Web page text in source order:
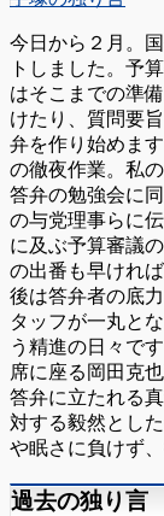
今日から２月。
トしました。予
はそこまでの準
けたり、質問要
弁を作り始めま
の徹夜作業。私
答弁の勉強会に
の与党理事らに
に及ぶ予算審議
の出番も早けれ
後は答弁者の底
タッフが一丸と
う精進の日々で
席に座る岡田克
答弁に立たれる
対する毅然とし
や眠さに負けず
過去の独り言